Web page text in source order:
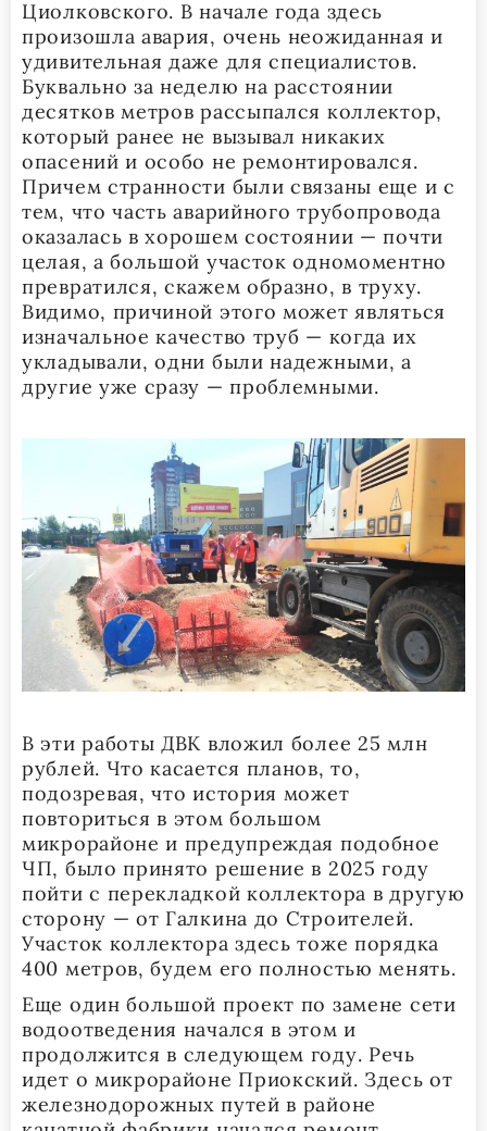
Циолковского. В начале года здесь
произошла авария, очень неожиданная и
удивительная даже для специалистов.
Буквально за неделю на расстоянии
десятков метров рассыпался коллектор,
который ранее не вызывал никаких
опасений и особо не ремонтировался.
Причем странности были связаны еще и с
тем, что часть аварийного трубопровода
оказалась в хорошем состоянии — почти
целая, а большой участок одномоментно
превратился, скажем образно, в труху.
Видимо, причиной этого может являться
изначальное качество труб — когда их
укладывали, одни были надежными, а
другие уже сразу — проблемными.
В эти работы ДВК вложил более 25 млн
рублей. Что касается планов, то,
подозревая, что история может
повториться в этом большом
микрорайоне и предупреждая подобное
ЧП, было принято решение в 2025 году
пойти с перекладкой коллектора в другую
сторону — от Галкина до Строителей.
Участок коллектора здесь тоже порядка
400 метров, будем его полностью менять.
Еще один большой проект по замене сети
водоотведения начался в этом и
продолжится в следующем году. Речь
идет о микрорайоне Приокский. Здесь от
железнодорожных путей в районе